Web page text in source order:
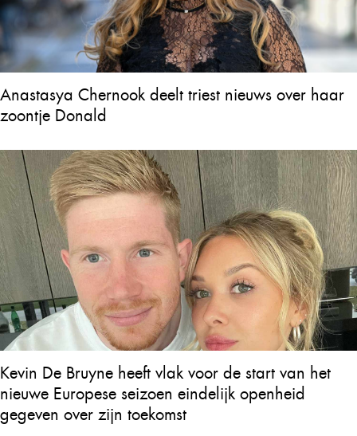
Anastasya Chernook deelt triest nieuws over haar
zoontje Donald
Kevin De Bruyne heeft vlak voor de start van het
nieuwe Europese seizoen eindelijk openheid
gegeven over zijn toekomst